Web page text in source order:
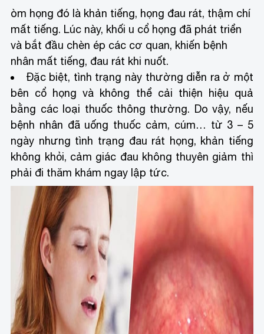
òm họng đó là khản tiếng, họng đau rát, thậm chí
mất tiếng. Lúc này, khối u cổ họng đã phát triển
và bắt đầu chèn ép các cơ quan, khiến bệnh
nhân mất tiếng, đau rát khi nuốt.
Đặc biệt, tình trạng này thường diễn ra ở một
bên cổ họng và không thể cải thiện hiệu quả
bằng các loại thuốc thông thường. Do vậy, nếu
bệnh nhân đã uống thuốc cảm, cúm… từ 3 – 5
ngày nhưng tình trạng đau rát họng, khản tiếng
không khỏi, cảm giác đau không thuyên giảm thì
phải đi thăm khám ngay lập tức.